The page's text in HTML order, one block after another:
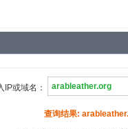
IP或域名：
查询结果: